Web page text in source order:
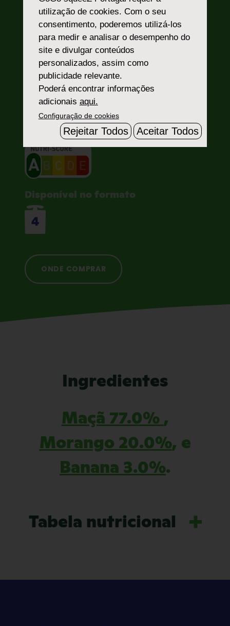
Morango
A tripla tentação!
Com o GoGo squeeZ Fruit FriendZ Maçã
Banana Morango, desfrute da combinação
perfeita de três frutas deliciosas em uma
única saqueta proporcionando um lanche
saboroso e nutritivo para qualquer
momento do dia.
Disponível no formato
4
ONDE COMPRAR
Ingredientes
Maçã 77.0% ,
Morango 20.0%, e
Banana 3.0%.
Tabela nutricional
utilização de cookies. Com o seu
consentimento, poderemos utilizá-los
para medir e analisar o desempenho do
site e divulgar conteúdos
personalizados, assim como
publicidade relevante.
Poderá encontrar informações
adicionais aqui.
Configuração de cookies
Rejeitar Todos Aceitar Todos